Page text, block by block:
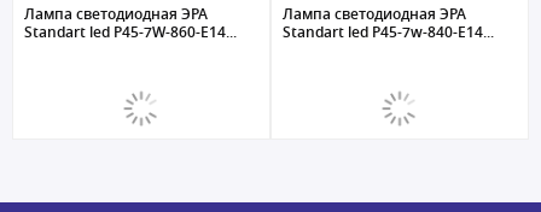
Лампа светодиодная ЭРА
Standart led P45-7W-860-E14...
Лампа светодиодная ЭРА
Standart led P45-7w-840-E14...